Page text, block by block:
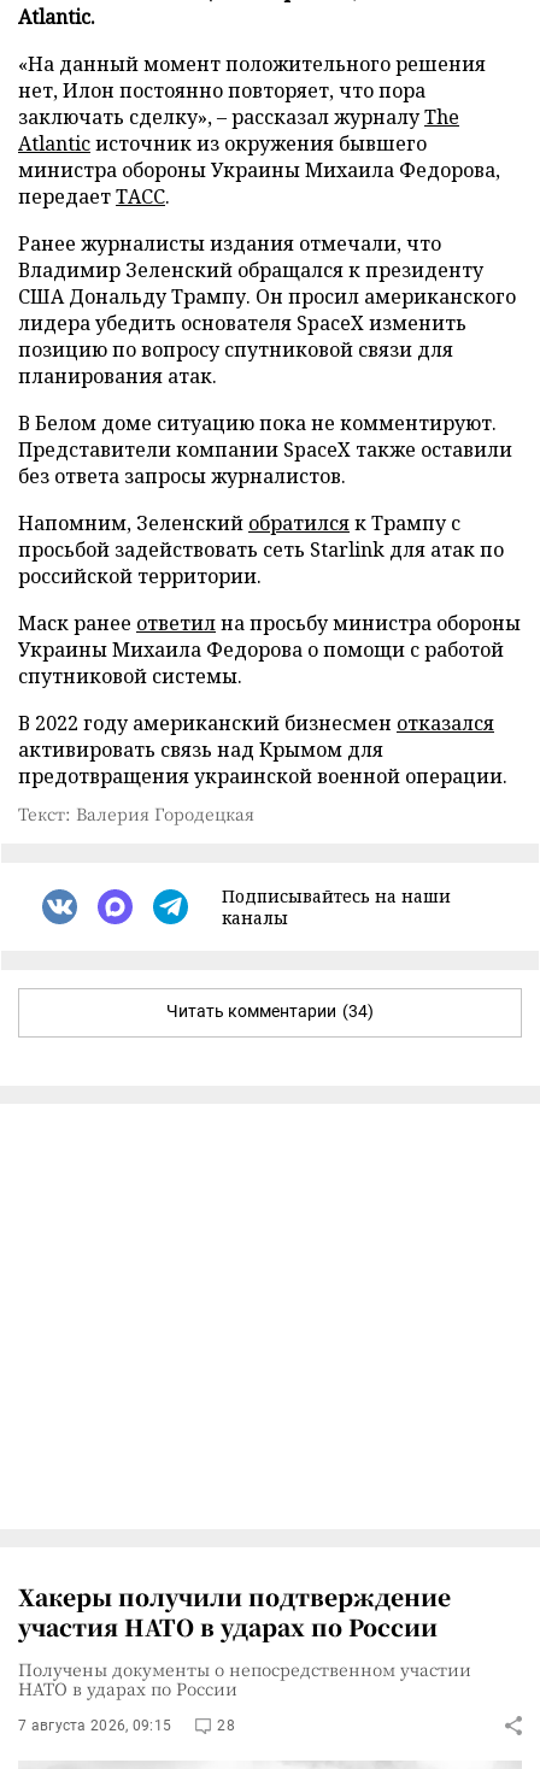
Atlantic.
«На данный момент положительного решения
нет, Илон постоянно повторяет, что пора
заключать сделку», – рассказал журналуThe
Atlanticисточник из окружения бывшего
министра обороны Украины Михаила Федорова,
передаетТАСС.
Ранее журналисты издания отмечали, что
Владимир Зеленский обращался к президенту
США Дональду Трампу. Он просил американского
лидера убедить основателя SpaceX изменить
позицию по вопросу спутниковой связи для
планирования атак.
В Белом доме ситуацию пока не комментируют.
Представители компании SpaceX также оставили
без ответа запросы журналистов.
Напомним, Зеленский обратилсяк Трампу с
просьбой задействовать сеть Starlink для атак по
российской территории.
Маск ранее ответилна просьбу министра обороны
Украины Михаила Федорова о помощи с работой
спутниковой системы.
В 2022 году американский бизнесмен отказался
активировать связь над Крымом для
предотвращения украинской военной операции.
Текст: Валерия Городецкая
Подписывайтесь на наши
каналы
Читать комментарии (34)
Хакеры получили подтверждение
участия НАТО в ударах по России
Получены документы о непосредственном участии
НАТО в ударах по России
7 августа 2026, 09:15 28